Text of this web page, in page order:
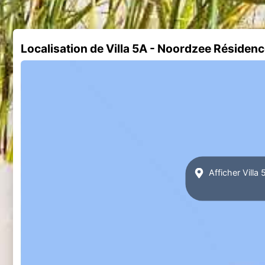
Localisation de Villa 5A - Noordzee
Afficher Villa